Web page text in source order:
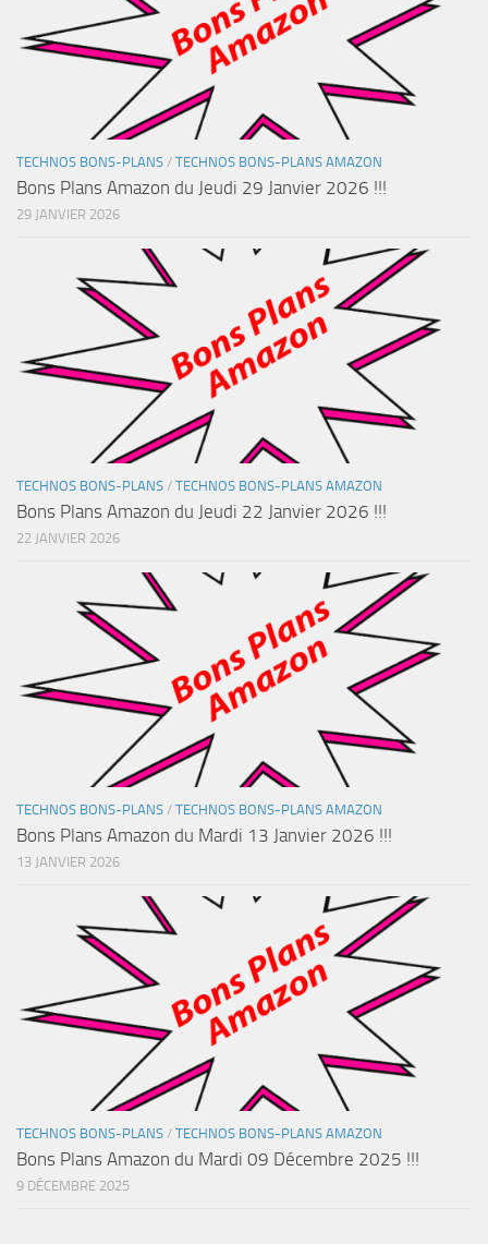
TECHNOS BONS-PLANS / TECHNOS BONS-PLANS AMAZON
Bons Plans Amazon du Jeudi 29 Janvier 2026 !!!
29 JANVIER 2026
TECHNOS BONS-PLANS / TECHNOS BONS-PLANS AMAZON
Bons Plans Amazon du Jeudi 22 Janvier 2026 !!!
22 JANVIER 2026
TECHNOS BONS-PLANS / TECHNOS BONS-PLANS AMAZON
Bons Plans Amazon du Mardi 13 Janvier 2026 !!!
13 JANVIER 2026
TECHNOS BONS-PLANS / TECHNOS BONS-PLANS AMAZON
Bons Plans Amazon du Mardi 09 Décembre 2025 !!!
9 DÉCEMBRE 2025